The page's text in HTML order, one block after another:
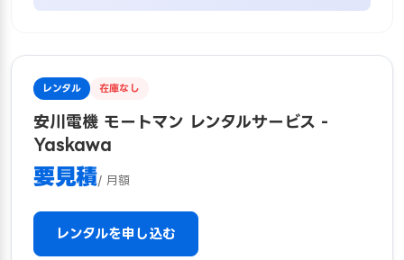
レンタル 在庫なし
安川電機 モートマン レンタルサービス -
Yaskawa
要見積/ 月額
レンタルを申し込む